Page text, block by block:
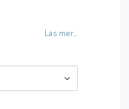
Läs mer...